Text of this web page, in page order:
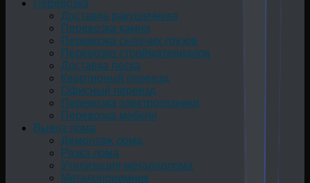
Перевозка
Доставка ракушечника
Перевозка камня
Перевозка сыпучих грузов
Перевозка стройматериалов
Доставка песка
Квартирный переезд
Офисный переезд
Перевозка электротехники
Перевозка мебели
Вывоз лома
Демонтаж лома
Резка лома
Утилизация металлолома
Металоприемник